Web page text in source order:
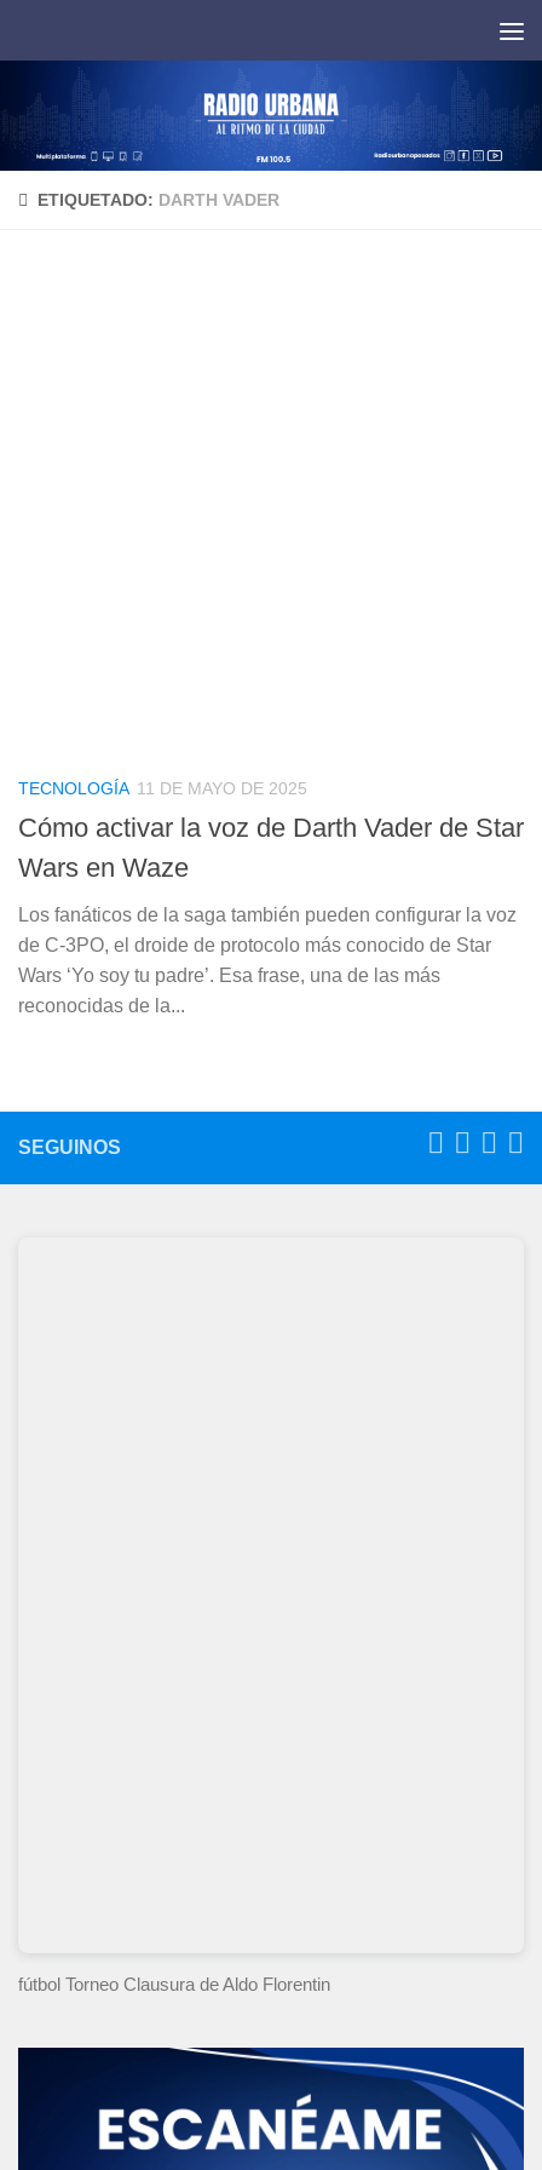
ETIQUETADO: DARTH VADER
TECNOLOGÍA 11 DE MAYO DE 2025
Cómo activar la voz de Darth Vader de Star
Wars en Waze
Los fanáticos de la saga también pueden configurar la voz
de C-3PO, el droide de protocolo más conocido de Star
Wars ‘Yo soy tu padre’. Esa frase, una de las más
reconocidas de la...
SEGUINOS
fútbol Torneo Clausura de Aldo Florentin